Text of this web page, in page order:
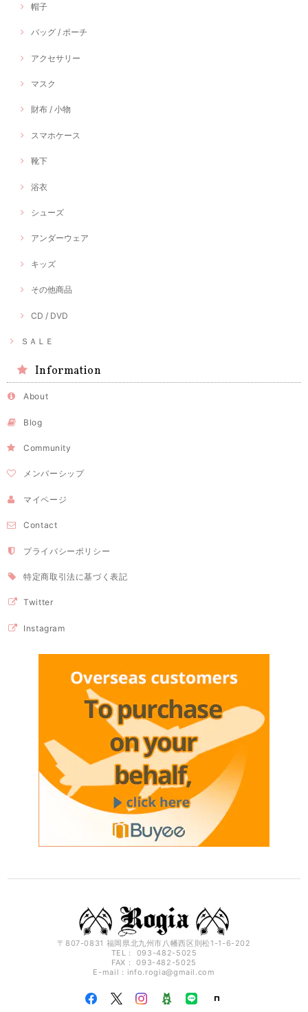
帽子
バッグ / ポーチ
アクセサリー
マスク
財布 / 小物
スマホケース
靴下
浴衣
シューズ
アンダーウェア
キッズ
その他商品
CD / DVD
ＳＡＬＥ
Information
About
Blog
Community
メンバーシップ
マイページ
Contact
プライバシーポリシー
特定商取引法に基づく表記
Twitter
Instagram
〒807-0831 福岡県北九州市八幡西区則松1-1-6-202
TEL： 093-482-5025
FAX： 093-482-5025
E-mail： info.rogia@gmail.com